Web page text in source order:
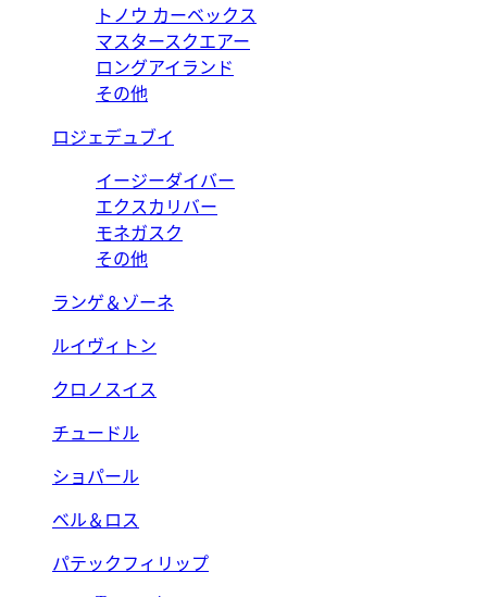
トノウ カーベックス
マスタースクエアー
ロングアイランド
その他
ロジェデュブイ
イージーダイバー
エクスカリバー
モネガスク
その他
ランゲ＆ゾーネ
ルイヴィトン
クロノスイス
チュードル
ショパール
ベル＆ロス
パテックフィリップ